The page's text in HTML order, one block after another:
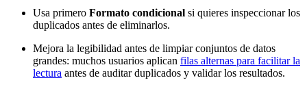
Usa primero Formato condicional si quieres inspeccionar los
duplicados antes de eliminarlos.
Mejora la legibilidad antes de limpiar conjuntos de datos
grandes: muchos usuarios aplican filas alternas para facilitar la
lectura antes de auditar duplicados y validar los resultados.